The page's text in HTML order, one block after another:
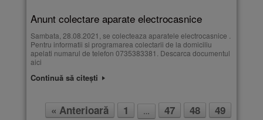
Anunt colectare aparate electrocasnice
Sambata, 28.08.2021, se colecteaza aparatele electrocasnice .
Pentru informatii si programarea colectarii de la domiciliu
apelati numarul de telefon 0735383381. Descarca documentul
aici
Continuă să citești
« Anterioară 1 … 47 48
49